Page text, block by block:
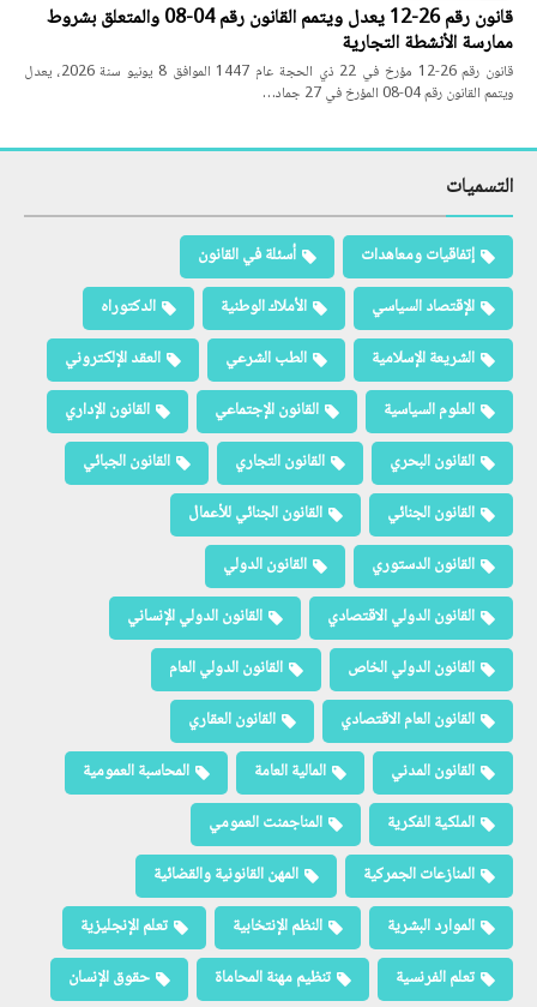
قانون رقم 26-12 يعدل ويتمم القانون رقم 04-08 والمتعلق بشروط
ممارسة الأنشطة التجارية
قانون رقم 26-12 مؤرخ في 22 ذي الحجة عام 1447 الموافق 8 يونيو سنة 2026، يعدل
ويتمم القانون رقم 04-08 المؤرخ في 27 جماد…
التسميات
إتفاقيات ومعاهدات
أسئلة في القانون
الإقتصاد السياسي
الأملاك الوطنية
الدكتوراه
الشريعة الإسلامية
الطب الشرعي
العقد الإلكتروني
العلوم السياسية
القانون الإجتماعي
القانون الإداري
القانون البحري
القانون التجاري
القانون الجبائي
القانون الجنائي
القانون الجنائي للأعمال
القانون الدستوري
القانون الدولي
القانون الدولي الاقتصادي
القانون الدولي الإنساني
القانون الدولي الخاص
القانون الدولي العام
القانون العام الاقتصادي
القانون العقاري
القانون المدني
المالية العامة
المحاسبة العمومية
الملكية الفكرية
المناجمنت العمومي
المنازعات الجمركية
المهن القانونية والقضائية
الموارد البشرية
النظم الإنتخابية
تعلم الإنجليزية
تعلم الفرنسية
تنظيم مهنة المحاماة حقوق الإنسان